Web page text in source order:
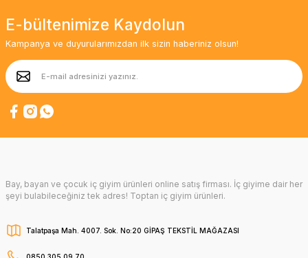
E-bültenimize Kaydolun
Kampanya ve duyurularımızdan ilk sizin haberiniz olsun!
Bay, bayan ve çocuk iç giyim ürünleri online satış firması. İç giyime dair her
şeyi bulabileceğiniz tek adres! Toptan iç giyim ürünleri.
Talatpaşa Mah. 4007. Sok. No:20 GİPAŞ TEKSTİL MAĞAZASI
0850 305 09 70